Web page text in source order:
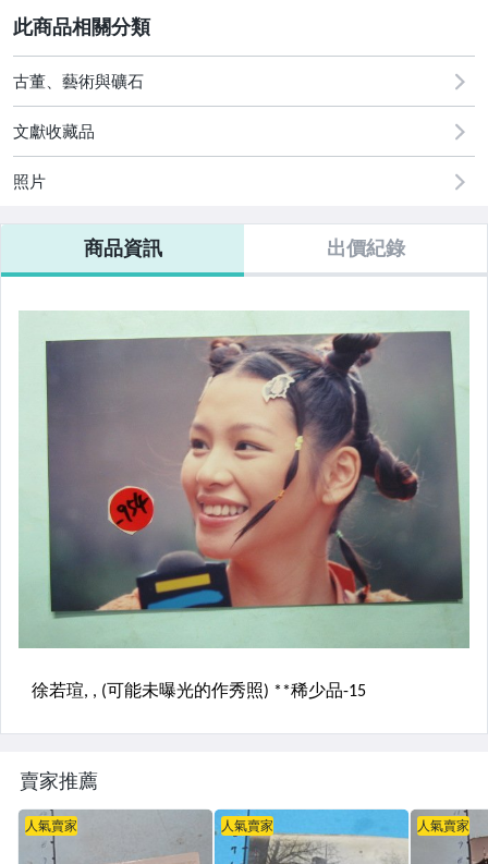
其它
古董、藝術與礦石
文獻收藏品
照片
商品資訊 出價紀錄
賣家推薦
人氣賣家 人氣賣家 人氣賣家